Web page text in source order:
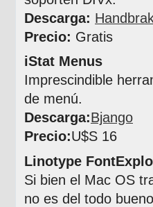
Descarga:
Precio: Gratis
iStat Menus
Imprescindible
de menú.
Descarga:Bjango
Precio:U$S 16
Linotype
Si bien el Mac OS
no es del todo